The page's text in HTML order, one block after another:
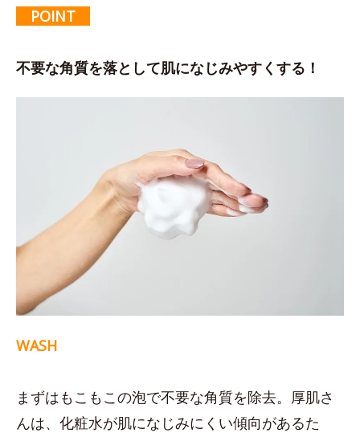
POINT
不要な角質を落として肌になじみやすくする！
WASH
まずはもこもこの泡で不要な角質を除去。厚肌さ
んは、化粧水が肌になじみにくい傾向があるた